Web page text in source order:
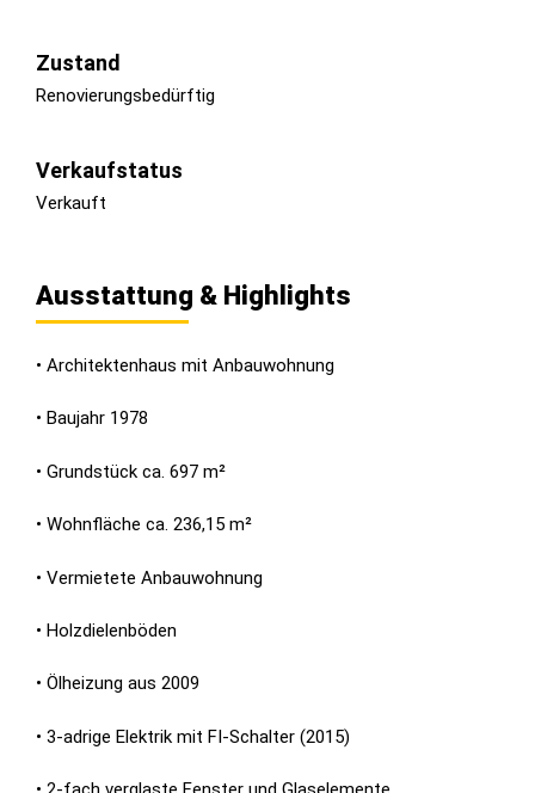
Zustand
Renovierungsbedürftig
Verkaufstatus
Verkauft
Ausstattung & Highlights
• Architektenhaus mit Anbauwohnung
• Baujahr 1978
• Grundstück ca. 697 m²
• Wohnfläche ca. 236,15 m²
• Vermietete Anbauwohnung
• Holzdielenböden
• Ölheizung aus 2009
• 3-adrige Elektrik mit FI-Schalter (2015)